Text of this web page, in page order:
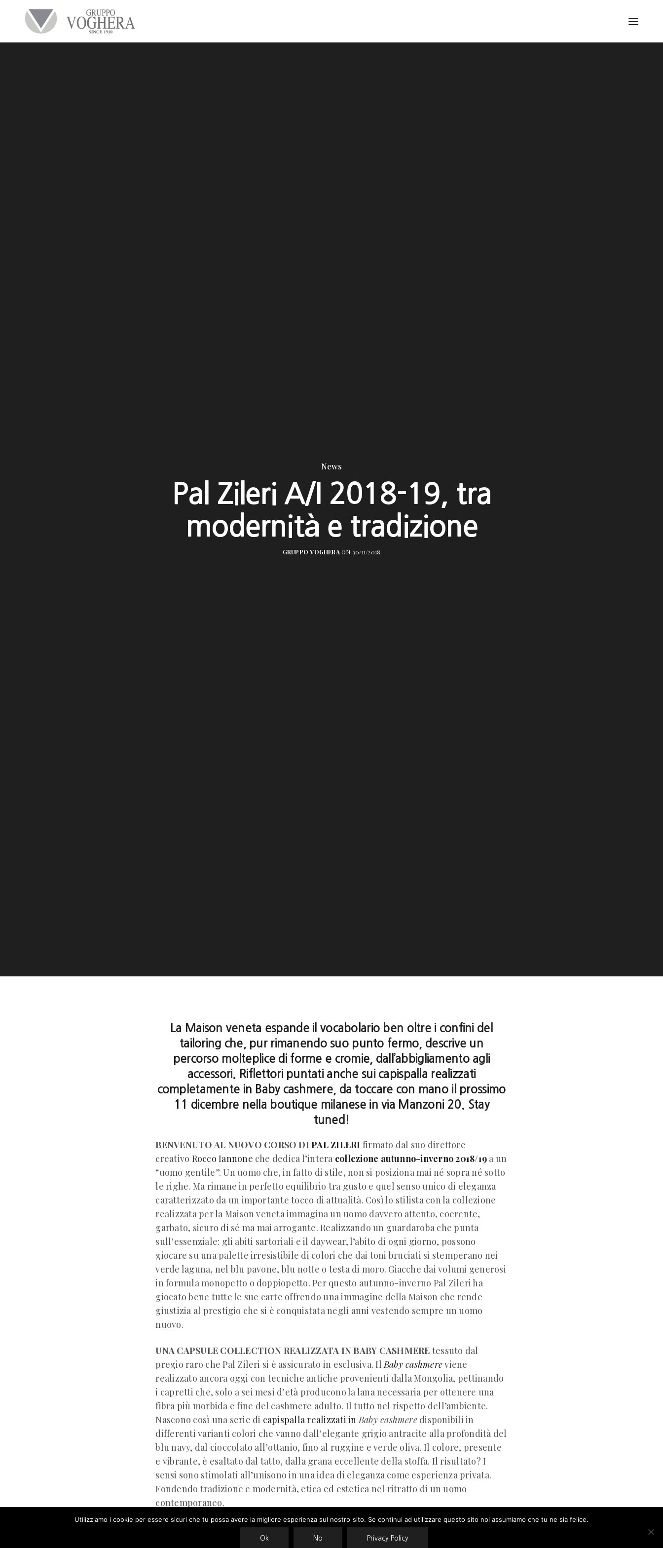
News
Pal Zileri A/I 2018-19, tra
modernità e tradizione
GRUPPO VOGHERAON 30/11/2018
La Maison veneta espande il vocabolario ben oltre i confini del
tailoring che, pur rimanendo suo punto fermo, descrive un
percorso molteplice di forme e cromie, dall’abbigliamento agli
accessori. Riflettori puntati anche sui capispalla realizzati
completamente in Baby cashmere, da toccare con mano il prossimo
11 dicembre nella boutique milanese in via Manzoni 20. Stay
tuned!
BENVENUTO AL NUOVO CORSO DIPAL ZILERI firmato dal suo direttore
creativo Rocco Iannone che dedica l’intera collezione autunno-inverno 2018/19 a un
“uomo gentile”. Un uomo che, in fatto di stile, non si posiziona mai né sopra né sotto
le righe. Ma rimane in perfetto equilibrio tra gusto e quel senso unico di eleganza
caratterizzato da un importante tocco di attualità. Così lo stilista con la collezione
realizzata per la Maison veneta immagina un uomo davvero attento, coerente,
garbato, sicuro di sé ma mai arrogante. Realizzando un guardaroba che punta
sull’essenziale: gli abiti sartoriali e il daywear, l’abito di ogni giorno, possono
giocare su una palette irresistibile di colori che dai toni bruciati si stemperano nei
verde laguna, nel blu pavone, blu notte o testa di moro. Giacche dai volumi generosi
in formula monopetto o doppiopetto. Per questo autunno-inverno Pal Zileri ha
giocato bene tutte le sue carte offrendo una immagine della Maison che rende
giustizia al prestigio che si è conquistata negli anni vestendo sempre un uomo
nuovo.
UNA CAPSULE COLLECTION REALIZZATA IN BABY CASHMERE tessuto dal
pregio raro che Pal Zileri si è assicurato in esclusiva. Il Baby cashmereviene
realizzato ancora oggi con tecniche antiche provenienti dalla Mongolia, pettinando
i capretti che, solo a sei mesi d’età producono la lana necessaria per ottenere una
fibra più morbida e fine del cashmere adulto. Il tutto nel rispetto dell’ambiente.
Nascono così una serie di capispalla realizzati in Baby cashmeredisponibili in
differenti varianti colori che vanno dall’elegante grigio antracite alla profondità del
blu navy, dal cioccolato all’ottanio, fino al ruggine e verde oliva. Il colore, presente
e vibrante, è esaltato dal tatto, dalla grana eccellente della stoffa. Il risultato? I
sensi sono stimolati all’unisono in una idea di eleganza come esperienza privata.
Fondendo tradizione e modernità, etica ed estetica nel ritratto di un uomo
contemporaneo.
Our site uses cookies. Learn more about our use of cookies:cookie policy
Utilizziamo i cookie per essere sicuri che tu possa avere la migliore esperienza sul nostro sito. Se continui ad utilizzare questo sito noi assumiamo che tu ne sia felice.
Ok No Privacy Policy